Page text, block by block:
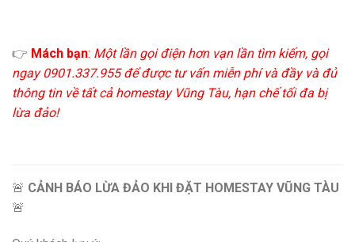
👉 Mách bạn: Một lần gọi điện hơn vạn lần tìm kiếm, gọi
ngay 0901.337.955 để được tư vấn miễn phí và đầy và đủ
thông tin về tất cả homestay Vũng Tàu, hạn chế tối đa bị
lừa đảo!
🚨 CẢNH BÁO LỪA ĐẢO KHI ĐẶT HOMESTAY VŨNG TÀU
🚨